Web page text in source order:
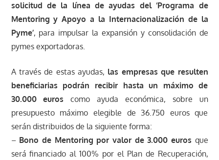
solicitud de la línea de ayudas del ‘Programa de
Mentoring y Apoyo a la Internacionalización de la
Pyme’, para impulsar la expansión y consolidación de
pymes exportadoras.
A través de estas ayudas, las empresas que resulten
beneficiarias podrán recibir hasta un máximo de
30.000 euros como ayuda económica, sobre un
presupuesto máximo elegible de 36.750 euros que
serán distribuidos de la siguiente forma:
– Bono de Mentoring por valor de 3.000 euros que
será financiado al 100% por el Plan de Recuperación,